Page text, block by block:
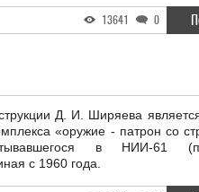
13641 0
Д. И. Ширяева
«оружие - патрон со
в НИИ-61
с 1960 года.